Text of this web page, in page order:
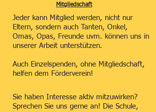
Mitgliedschaft
Jeder kann Mitglied werden, nicht nur
Eltern, sondern auch Tanten, Onkel,
Omas, Opas, Freunde uvm. können uns in
unserer Arbeit unterstützen.
Auch Einzelspenden, ohne Mitgliedschaft,
helfen dem Förderverein!
Sie haben Interesse aktiv mitzuwirken?
Sprechen Sie uns gerne an! Die Schule,